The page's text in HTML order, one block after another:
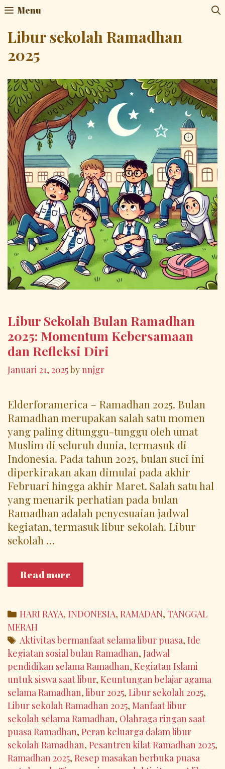
Skip
content
Menu
Libur sekolah Ramadhan
2025
Libur Sekolah Bulan Ramadhan
2025: Momentum Kebersamaan
dan Refleksi Diri
Januari 21, 2025bynnjgr
Elderforamerica – Ramadhan 2025. Bulan
Ramadhan merupakan salah satu momen
yang paling ditunggu-tunggu oleh umat
Muslim di seluruh dunia, termasuk di
Indonesia. Pada tahun 2025, bulan suci ini
diperkirakan akan dimulai pada akhir
Februari hingga akhir Maret. Salah satu hal
yang menarik perhatian pada bulan
Ramadhan adalah penyesuaian jadwal
kegiatan, termasuk libur sekolah. Libur
sekolah …
Read more
Sekolah
Ramadhan
Momentum
Kebersamaan
dan
Refleksi
Diri
Categories
HARI RAYA, INDONESIA, RAMADAN, TANGGAL
MERAH
Tags
Aktivitas bermanfaat selama libur puasa, Ide
kegiatan sosial bulan Ramadhan, Jadwal
pendidikan selama Ramadhan, Kegiatan Islami
untuk siswa saat libur, Keuntungan belajar agama
selama Ramadhan,libur 2025, Libur sekolah 2025,
Libur sekolah Ramadhan 2025, Manfaat libur
sekolah selama Ramadhan, Olahraga ringan saat
puasa Ramadhan, Peran keluarga dalam libur
sekolah Ramadhan, Pesantren kilat Ramadhan 2025,
Ramadhan 2025, Resep masakan berbuka puasa